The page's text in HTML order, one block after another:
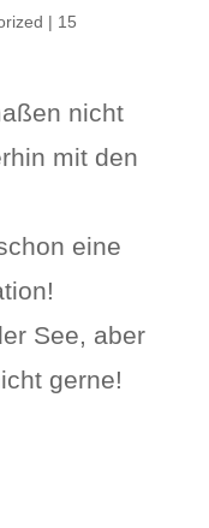
| 15
nicht
mit den
eine
See, aber
gerne!